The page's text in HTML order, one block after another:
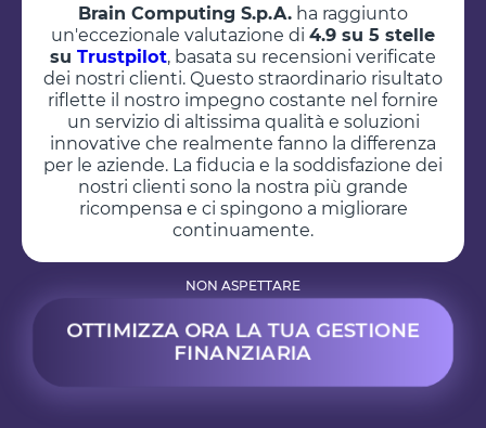
Brain Computing S.p.A. ha raggiunto
un'eccezionale valutazione di 4.9 su 5 stelle
su Trustpilot, basata su recensioni verificate
dei nostri clienti. Questo straordinario risultato
riflette il nostro impegno costante nel fornire
un servizio di altissima qualità e soluzioni
innovative che realmente fanno la differenza
per le aziende. La fiducia e la soddisfazione dei
nostri clienti sono la nostra più grande
ricompensa e ci spingono a migliorare
continuamente.
NON ASPETTARE
OTTIMIZZA ORA LA TUA GESTIONE
FINANZIARIA